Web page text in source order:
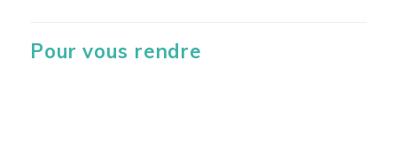
Pour vous rendre